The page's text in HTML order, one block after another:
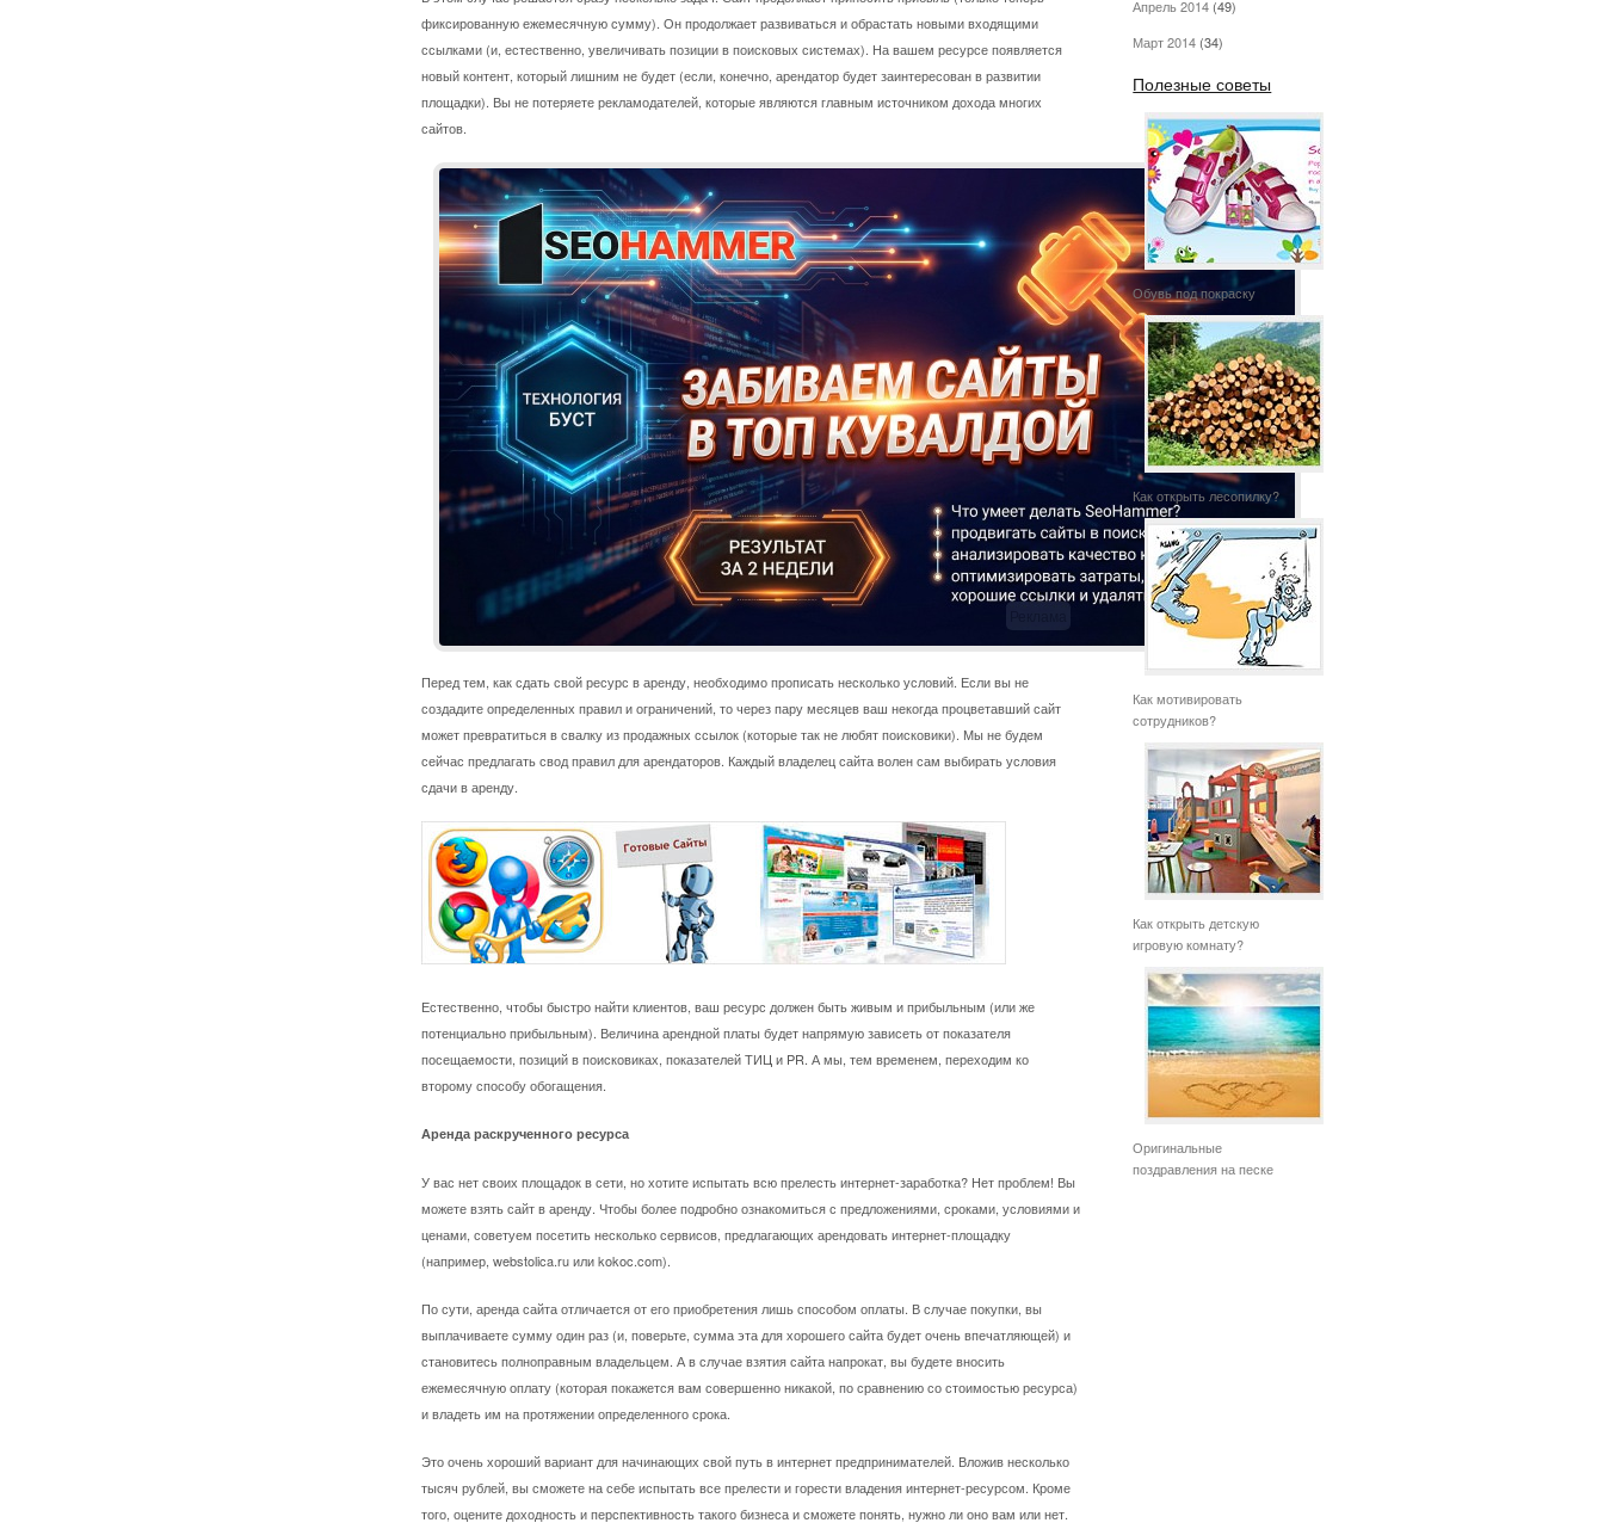
фиксированную ежемесячную сумму). Он продолжает развиваться и обрастать новыми входящими
ссылками (и, естественно, увеличивать позиции в поисковых системах). На вашем ресурсе появляется
новый контент, который лишним не будет (если, конечно, арендатор будет заинтересован в развитии
площадки). Вы не потеряете рекламодателей, которые являются главным источником дохода многих
сайтов.
Перед тем, как сдать свой ресурс в аренду, необходимо прописать несколько условий. Если вы не
создадите определенных правил и ограничений, то через пару месяцев ваш некогда процветавший сайт
может превратиться в свалку из продажных ссылок (которые так не любят поисковики). Мы не будем
сейчас предлагать свод правил для арендаторов. Каждый владелец сайта волен сам выбирать условия
сдачи в аренду.
Естественно, чтобы быстро найти клиентов, ваш ресурс должен быть живым и прибыльным (или же
потенциально прибыльным). Величина арендной платы будет напрямую зависеть от показателя
посещаемости, позиций в поисковиках, показателей ТИЦ и PR. А мы, тем временем, переходим ко
второму способу обогащения.
Аренда раскрученного ресурса
У вас нет своих площадок в сети, но хотите испытать всю прелесть интернет-заработка? Нет проблем! Вы
можете взять сайт в аренду. Чтобы более подробно ознакомиться с предложениями, сроками, условиями и
ценами, советуем посетить несколько сервисов, предлагающих арендовать интернет-площадку
(например, webstolica.ru или kokoc.com).
По сути, аренда сайта отличается от его приобретения лишь способом оплаты. В случае покупки, вы
выплачиваете сумму один раз (и, поверьте, сумма эта для хорошего сайта будет очень впечатляющей) и
становитесь полноправным владельцем. А в случае взятия сайта напрокат, вы будете вносить
ежемесячную оплату (которая покажется вам совершенно никакой, по сравнению со стоимостью ресурса)
и владеть им на протяжении определенного срока.
Это очень хороший вариант для начинающих свой путь в интернет предпринимателей. Вложив несколько
тысяч рублей, вы сможете на себе испытать все прелести и горести владения интернет-ресурсом. Кроме
того, оцените доходность и перспективность такого бизнеса и сможете понять, нужно ли оно вам или нет.
Апрель 2014 (49)
Март 2014 (34)
Полезные советы
Обувь под покраску
Как открыть лесопилку?
Как мотивировать
сотрудников?
Как открыть детскую
игровую комнату?
Оригинальные
поздравления на песке